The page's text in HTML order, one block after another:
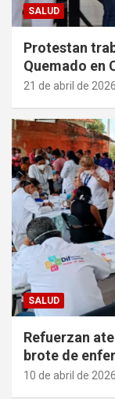
SALUD
Protestan
Quemado en
21 de abril de 2026
SALUD
Refuerzan
brote de
10 de abril de 2026